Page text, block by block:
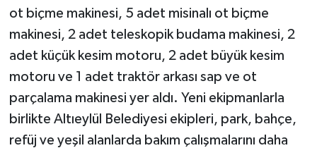
ot biçme makinesi, 5 adet misinalı ot biçme
makinesi, 2 adet teleskopik budama makinesi, 2
adet küçük kesim motoru, 2 adet büyük kesim
motoru ve 1 adet traktör arkası sap ve ot
parçalama makinesi yer aldı. Yeni ekipmanlarla
birlikte Altıeylül Belediyesi ekipleri, park, bahçe,
refüj ve yeşil alanlarda bakım çalışmalarını daha
Jandarma
Kadın
KÜLTÜR SANAT
MAGAZİN